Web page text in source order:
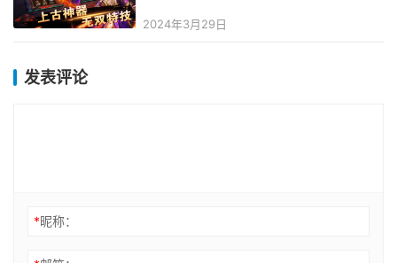
2024年3月29日
发表评论
*昵称：